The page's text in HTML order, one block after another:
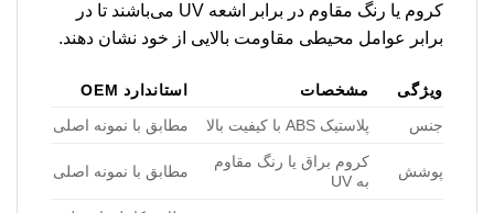
کروم یا رنگ مقاوم در برابر اشعه UV می‌باشند تا در
برابر عوامل محیطی مقاومت بالایی از خود نشان دهند.
ویژگی مشخصات
استاندارد OEM
جنس
پلاستیک ABS با کیفیت بالا مطابق با نمونه اصلی
پوشش
کروم براق یا رنگ مقاوم
به UV
مطابق با نمونه اصلی